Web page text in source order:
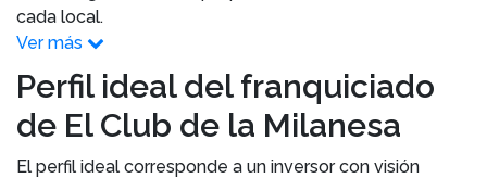
cada local.
Ver más
Perfil ideal del franquiciado
de El Club de la Milanesa
El perfil ideal corresponde a un inversor con visión